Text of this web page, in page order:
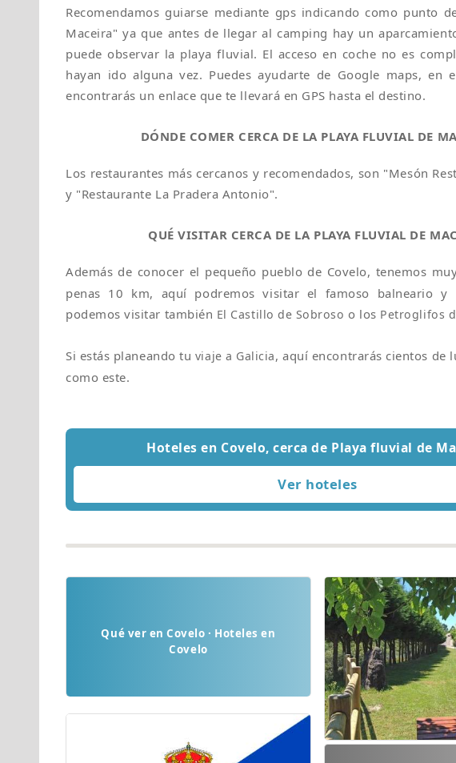
Recomendamos guiarse mediante gps indicando como punto
Maceira" ya que antes de llegar al camping hay un
puede observar la playa fluvial. El acceso en coche no es
hayan ido alguna vez. Puedes ayudarte de Google maps, en
encontrarás un enlace que te llevará en GPS hasta el destino.
DÓNDE COMER CERCA DE LA PLAYA FLUVIAL DE
Los restaurantes más cercanos y recomendados, son "Mesón
y "Restaurante La Pradera Antonio".
QUÉ VISITAR CERCA DE LA PLAYA FLUVIAL DE
Además de conocer el pequeño pueblo de Covelo, tenemos
penas 10 km, aquí podremos visitar el famoso balneario y
podemos visitar también El Castillo de Sobroso o los Petroglifos
Si estás planeando tu viaje a Galicia, aquí encontrarás cientos de
como este.
Hoteles en Covelo, cerca de Playa fluvial de
Qué ver en Covelo · Hoteles en
Covelo